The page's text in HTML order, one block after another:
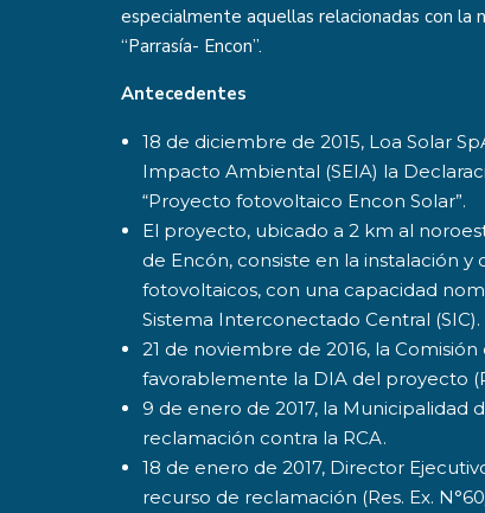
especialmente aquellas relacionadas con
“Parrasía- Encon”.
Antecedentes
18 de diciembre de 2015, Loa Solar
Impacto Ambiental (SEIA) la
“Proyecto fotovoltaico Encon Solar”.
El proyecto, ubicado a 2 km al
de Encón, consiste en la instalación
fotovoltaicos, con una capacidad
Sistema Interconectado Central (SIC).
21 de noviembre de 2016, la
favorablemente la DIA del proyecto
9 de enero de 2017, la Municipalidad
reclamación contra la RCA.
18 de enero de 2017, Director
recurso de reclamación (Res. Ex.